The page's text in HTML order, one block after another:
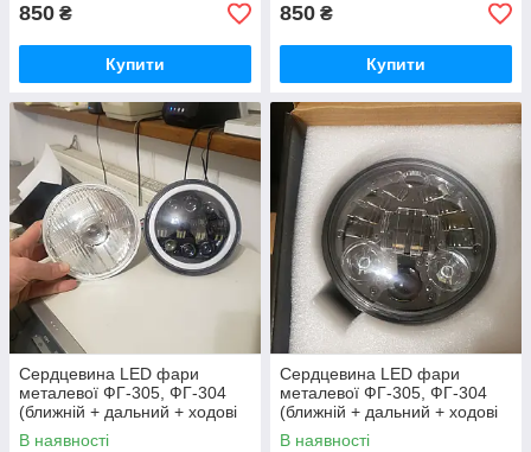
850 ₴
Купити
850 ₴
Купити
Cердцевина LED фари
металевої ФГ-305, ФГ-304
(ближній + дальний + ходові
вогні (кільце))
В наявності
Cердцевина LED фари
металевої ФГ-305, ФГ-304
(ближній + дальний + ходові
вогні)
В наявності